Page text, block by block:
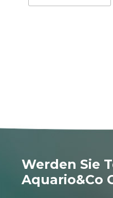
Werden Sie
Aquario&Co